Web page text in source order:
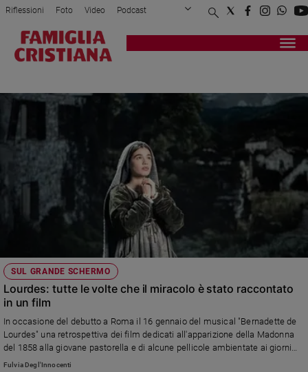
Attualità
Politica
Economia
Papa
Papa
Chiesa
Chiesa
Fede
Riflessioni Foto Video Podcast
Privacy Policy Chi siamo
Registrati Redazione
SUL GRANDE SCHERMO
Lourdes: tutte le volte che il miracolo è stato raccontato
in un film
In occasione del debutto a Roma il 16 gennaio del musical "Bernadette de
Lourdes" una retrospettiva dei film dedicati all'apparizione della Madonna
del 1858 alla giovane pastorella e di alcune pellicole ambientate ai giorni
nostri nella località dei Pirenei meta di pellegrinaggi
Fulvia Degl'Innocenti